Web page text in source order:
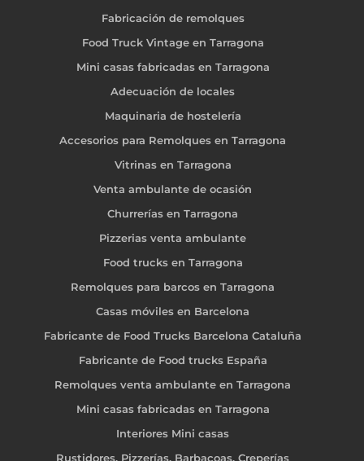
Fabricación de remolques
Food Truck Vintage en Tarragona
Mini casas fabricadas en Tarragona
Adecuación de locales
Maquinaria de hostelería
Accesorios para Remolques en Tarragona
Vitrinas en Tarragona
Venta ambulante de ocasión
Churrerías en Tarragona
Pizzerias venta ambulante
Food trucks en Tarragona
Remolques para barcos en Tarragona
Casas móviles en Barcelona
Fabricante de Food Trucks Barcelona Cataluña
Fabricante de Food trucks España
Remolques venta ambulante en Tarragona
Mini casas fabricadas en Tarragona
Interiores Mini casas
Rustidores, Pizzerías, Barbacoas, Creperías